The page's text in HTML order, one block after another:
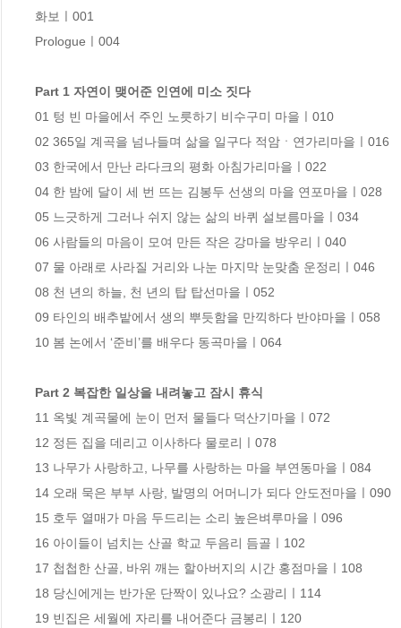
화보ㅣ001
Prologueㅣ004
Part 1 자연이 맺어준 인연에 미소 짓다
01 텅 빈 마을에서 주인 노릇하기 비수구미 마을ㅣ010
02 365일 계곡을 넘나들며 삶을 일구다 적암ㆍ연가리마을ㅣ016
03 한국에서 만난 라다크의 평화 아침가리마을ㅣ022
04 한 밤에 달이 세 번 뜨는 김봉두 선생의 마을 연포마을ㅣ028
05 느긋하게 그러나 쉬지 않는 삶의 바퀴 설보름마을ㅣ034
06 사람들의 마음이 모여 만든 작은 강마을 방우리ㅣ040
07 물 아래로 사라질 거리와 나눈 마지막 눈맞춤 운정리ㅣ046
08 천 년의 하늘, 천 년의 탑 탑선마을ㅣ052
09 타인의 배추밭에서 생의 뿌듯함을 만끽하다 반야마을ㅣ058
10 봄 논에서 ‘준비’를 배우다 동곡마을ㅣ064
Part 2 복잡한 일상을 내려놓고 잠시 휴식
11 옥빛 계곡물에 눈이 먼저 물들다 덕산기마을ㅣ072
12 정든 집을 데리고 이사하다 물로리ㅣ078
13 나무가 사랑하고, 나무를 사랑하는 마을 부연동마을ㅣ084
14 오래 묵은 부부 사랑, 발명의 어머니가 되다 안도전마을ㅣ090
15 호두 열매가 마음 두드리는 소리 높은벼루마을ㅣ096
16 아이들이 넘치는 산골 학교 두음리 듬골ㅣ102
17 첩첩한 산골, 바위 깨는 할아버지의 시간 홍점마을ㅣ108
18 당신에게는 반가운 단짝이 있나요? 소광리ㅣ114
19 빈집은 세월에 자리를 내어준다 금봉리ㅣ120